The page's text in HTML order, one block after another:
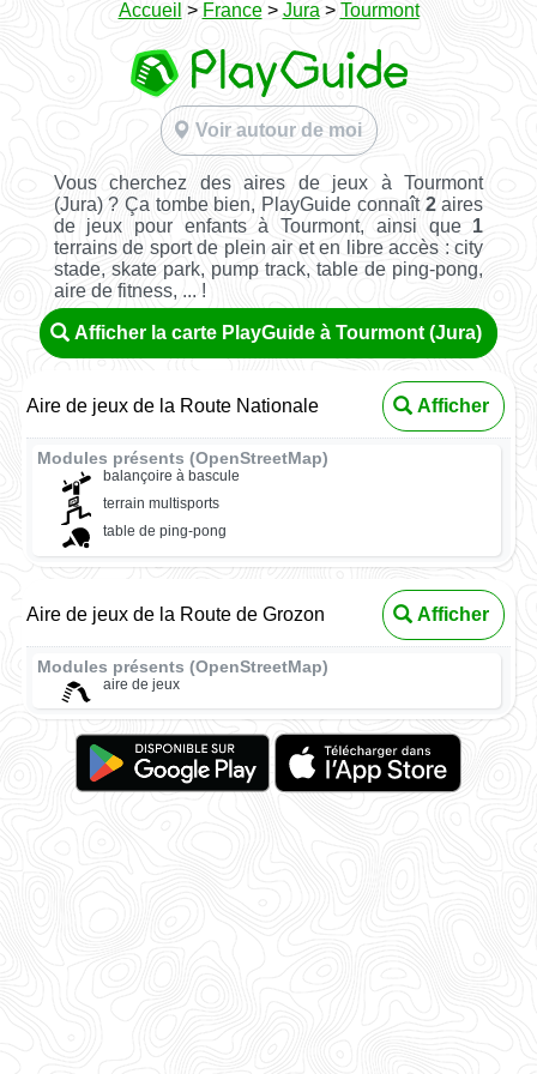
Accueil > France> Jura > Tourmont
Voir autour de moi
Vous cherchez des aires de jeux à Tourmont
(Jura) ? Ça tombe bien, PlayGuide connaît 2aires
de jeux pour enfants à Tourmont, ainsi que 1
terrains de sport de plein air et en libre accès : city
stade, skate park, pump track, table de ping-pong,
aire de fitness, ... !
Afficher la carte PlayGuide à Tourmont (Jura)
Aire de jeux de la Route Nationale Afficher
Modules présents (OpenStreetMap)
balançoire à bascule
terrain multisports
table de ping-pong
Aire de jeux de la Route de Grozon Afficher
Modules présents (OpenStreetMap)
aire de jeux